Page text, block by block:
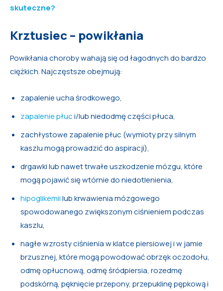
skuteczne?
Krztusiec – powikłania
Powikłania choroby wahają się od łagodnych do bardzo
ciężkich. Najczęstsze obejmują:
zapalenie ucha środkowego,
zapalenie płuci/lub niedodmę części płuca,
zachłystowe zapalenie płuc (wymioty przy silnym
kaszlu mogą prowadzić do aspiracji),
drgawki lub nawet trwałe uszkodzenie mózgu, które
mogą pojawić się wtórnie do niedotlenienia,
hipoglikemiilub krwawienia mózgowego
spowodowanego zwiększonym ciśnieniem podczas
kaszlu,
nagłe wzrosty ciśnienia w klatce piersiowej i w jamie
brzusznej, które mogą powodować obrzęk oczodołu,
odmę opłucnową, odmę śródpiersia, rozedmę
podskórną, pęknięcie przepony, przepuklinę pępkową i